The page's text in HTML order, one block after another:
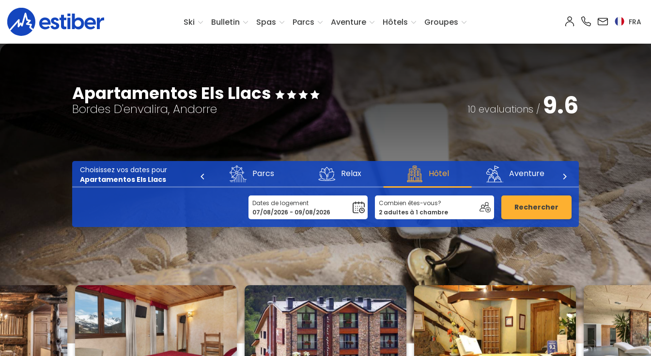
Ski Bulletin Spas Parcs Aventure Hôtels Groupes FRA
Apartamentos Els Llacs
Bordes D'envalira, Andorre 10 evaluations / 9.6
Choisissez vos dates pour
Apartamentos Els Llacs
Parcs Relax Hôtel Aventure
Dates de logement Combien êtes-vous? Rechercher